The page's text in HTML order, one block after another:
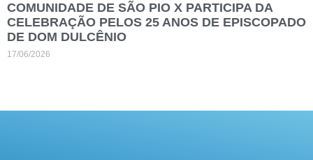
COMUNIDADE DE SÃO PIO X PARTICIPA DA
CELEBRAÇÃO PELOS 25 ANOS DE EPISCOPADO
DE DOM DULCÊNIO
17/06/2026